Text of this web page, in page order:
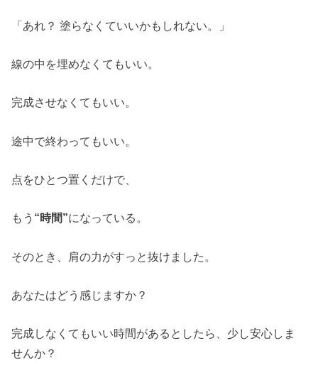
「あれ？ 塗らなくていいかもしれない。」
線の中を埋めなくてもいい。
完成させなくてもいい。
途中で終わってもいい。
点をひとつ置くだけで、
もう “時間”になっている。
そのとき、肩の力がすっと抜けました。
あなたはどう感じますか？
完成しなくてもいい時間があるとしたら、少し安心しま
せんか？